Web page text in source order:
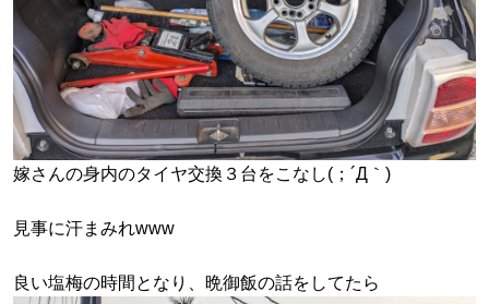
嫁さんの身内のタイヤ交換３台をこなし(；´Д｀)
見事に汗まみれwww
良い塩梅の時間となり、晩御飯の話をしてたら